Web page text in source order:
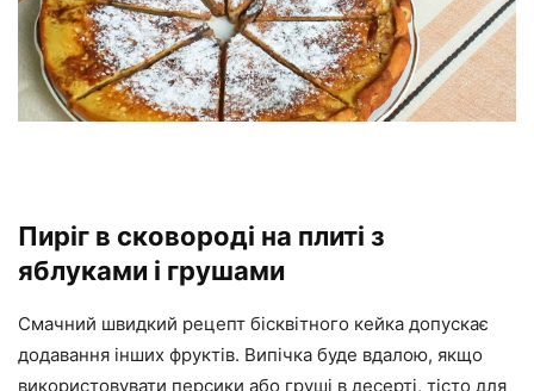
Пиріг в сковороді на плиті з
яблуками і грушами
Смачний швидкий рецепт бісквітного кейка допускає
додавання інших фруктів. Випічка буде вдалою, якщо
використовувати персики або груші в десерті, тісто для